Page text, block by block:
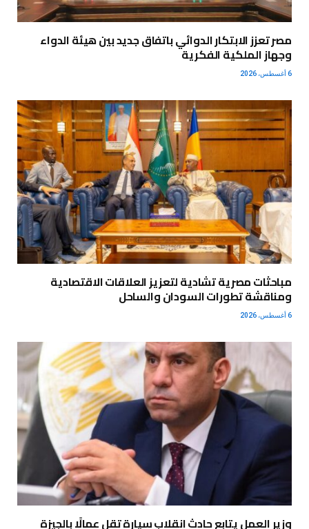
مصر تعزز الابتكار الدوائي باتفاق جديد بين هيئة الدواء
وجهاز الملكية الفكرية
6 أغسطس، 2026
مباحثات مصرية تشادية لتعزيز العلاقات الاقتصادية
ومناقشة تطورات السودان والساحل
6 أغسطس، 2026
وزير العمل يتابع حادث انقلاب سيارة تقل عمالًا بالجيزة